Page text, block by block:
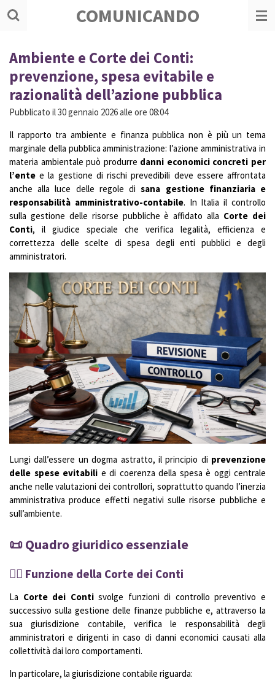
Vai
principale
COMUNICANDO
Ambiente e Corte dei Conti:
prevenzione, spesa evitabile e
razionalità dell’azione pubblica
Pubblicato il 30 gennaio 2026 alle ore 08:04
Il rapporto tra ambiente e finanza pubblica non è più un tema
marginale della pubblica amministrazione: l’azione amministrativa in
materia ambientale può produrre danni economici concreti per
l’ente e la gestione di rischi prevedibili deve essere affrontata
anche alla luce delle regole disana gestione finanziaria e
responsabilità amministrativo-contabile. In Italia il controllo
sulla gestione delle risorse pubbliche è affidato alla Corte dei
Conti, il giudice speciale che verifica legalità, efficienza e
correttezza delle scelte di spesa degli enti pubblici e degli
amministratori.
Lungi dall’essere un dogma astratto, il principio di prevenzione
delle spese evitabili e di coerenza della spesa è oggi centrale
anche nelle valutazioni dei controllori, soprattutto quando l’inerzia
amministrativa produce effetti negativi sulle risorse pubbliche e
sull’ambiente.
📜 Quadro giuridico essenziale
🧑‍⚖️ Funzione della Corte dei Conti
La Corte dei Contisvolge funzioni di controllo preventivo e
successivo sulla gestione delle finanze pubbliche e, attraverso la
sua giurisdizione contabile, verifica le responsabilità degli
amministratori e dirigenti in caso di danni economici causati alla
collettività dai loro comportamenti.
In particolare, la giurisdizione contabile riguarda: